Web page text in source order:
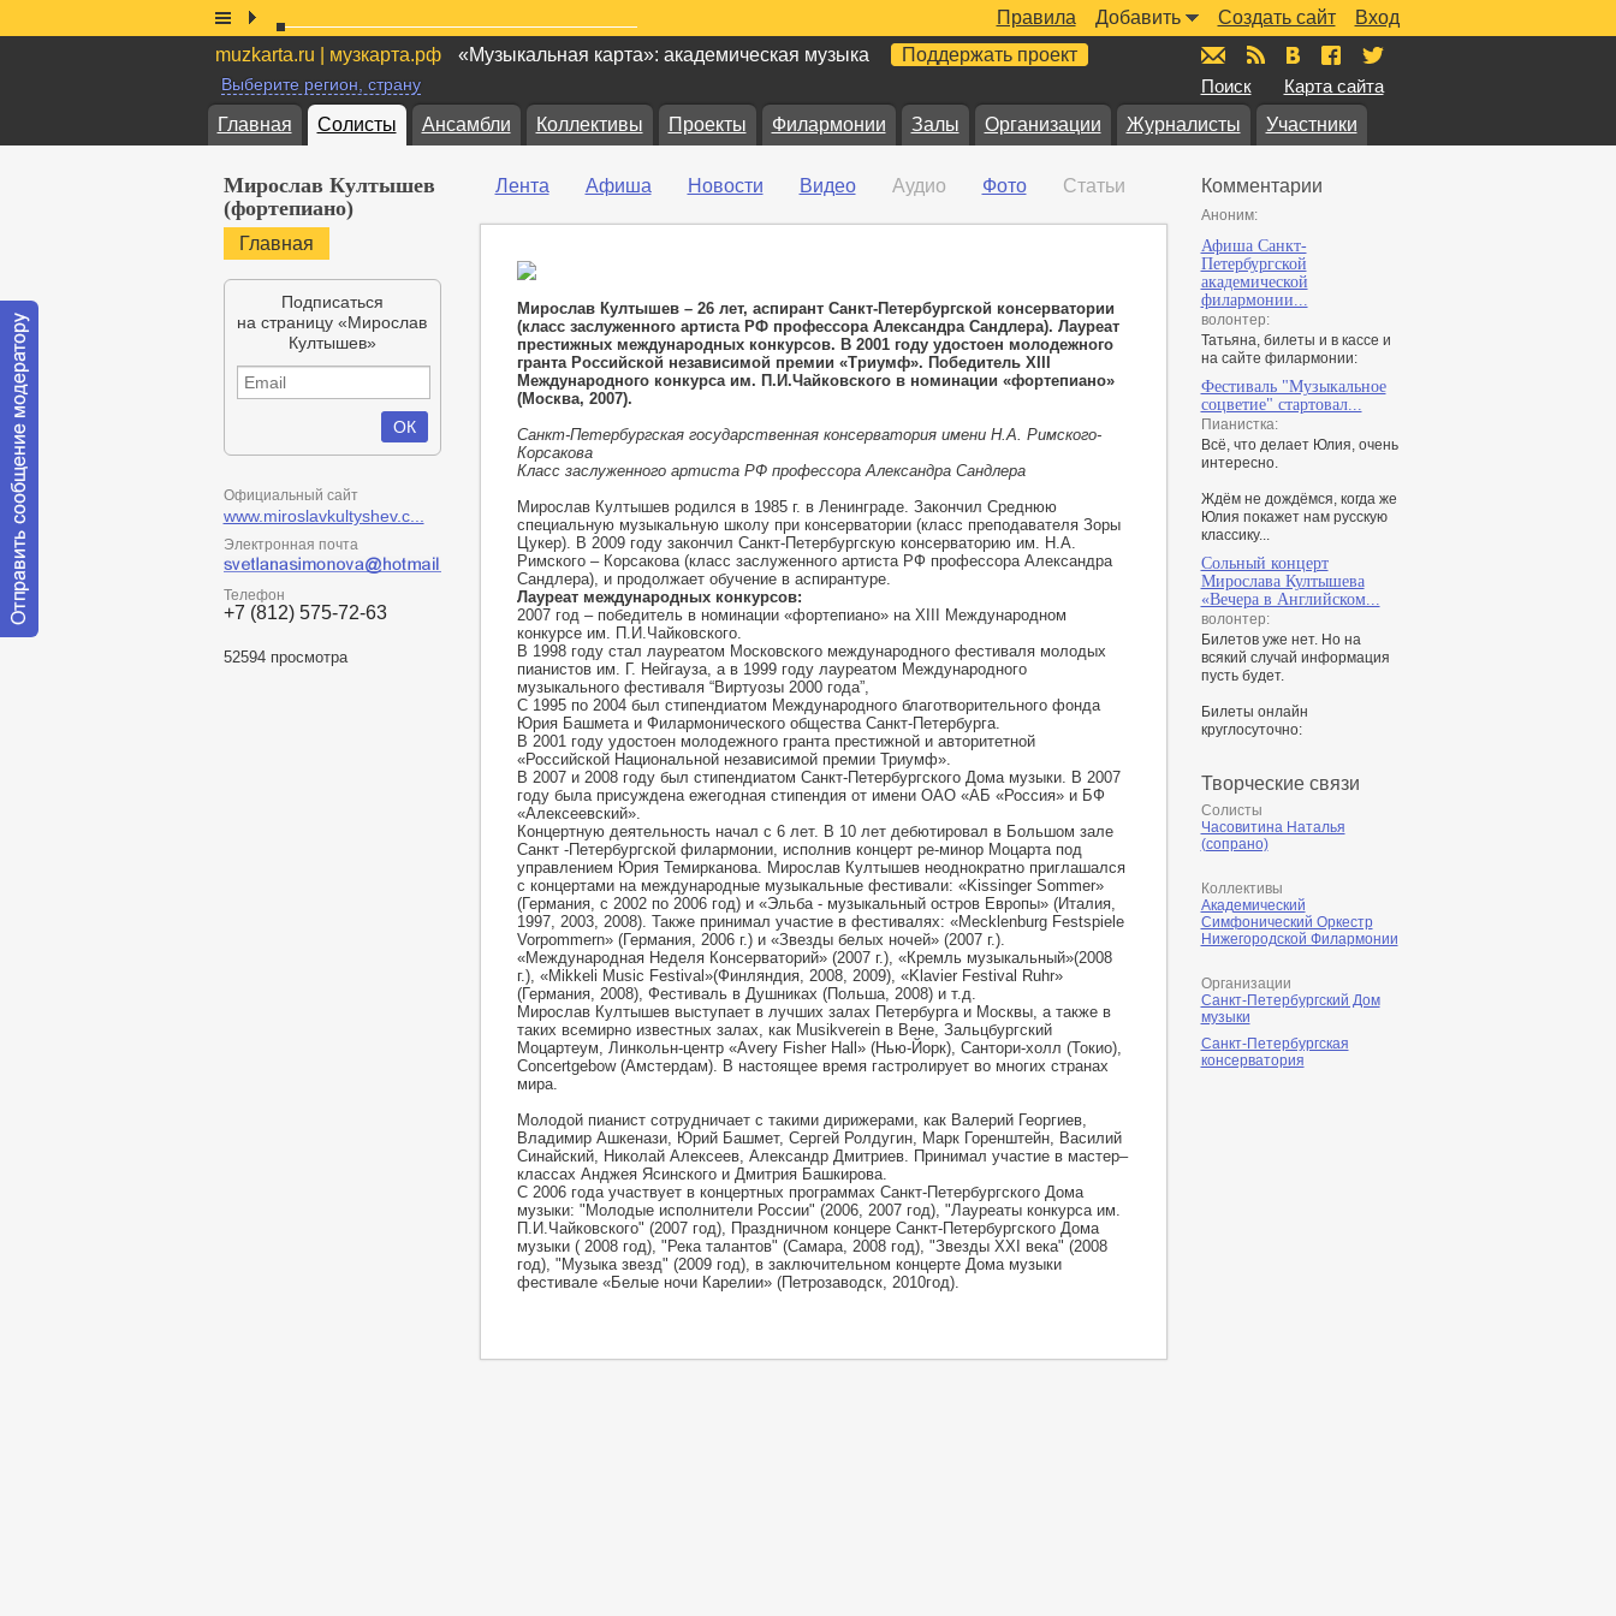
Вход
Создать сайт
Добавить
Правила
muzkarta.ru | музкарта.рф
«Музыкальная карта»: академическая музыка Поддержать проект
Выберите регион, страну Поиск Карта сайта
Главная Солисты Ансамбли Коллективы Проекты Филармонии Залы Организации Журналисты Участники
Мирослав Култышев
(фортепиано)
Главная
Подписаться
на страницу «Мирослав
Култышев»
Официальный сайт
www.miroslavkultyshev.c...
Электронная почта
Телефон
+7 (812) 575-72-63
52594 просмотра
Лента Афиша Новости Видео Аудио Фото Статьи
Мирослав Култышев – 26 лет, аспирант Санкт-Петербургской консерватории
(класс заслуженного артиста РФ профессора Александра Сандлера). Лауреат
престижных международных конкурсов. В 2001 году удостоен молодежного
гранта Российской независимой премии «Триумф». Победитель ХIII
Международного конкурса им. П.И.Чайковского в номинации «фортепиано»
(Москва, 2007).
Санкт-Петербургская государственная консерватория имени Н.А. Римского-
Корсакова
Класс заслуженного артиста РФ профессора Александра Сандлера
Мирослав Култышев родился в 1985 г. в Ленинграде. Закончил Среднюю
специальную музыкальную школу при консерватории (класс преподавателя Зоры
Цукер). В 2009 году закончил Санкт-Петербургскую консерваторию им. Н.А.
Римского – Корсакова (класс заслуженного артиста РФ профессора Александра
Сандлера), и продолжает обучение в аспирантуре.
Лауреат международных конкурсов:
2007 год – победитель в номинации «фортепиано» на ХIII Международном
конкурсе им. П.И.Чайковского.
В 1998 году стал лауреатом Московского международного фестиваля молодых
пианистов им. Г. Нейгауза, а в 1999 году лауреатом Международного
музыкального фестиваля “Виртуозы 2000 года”,
С 1995 по 2004 был стипендиатом Международного благотворительного фонда
Юрия Башмета и Филармонического общества Санкт-Петербурга.
В 2001 году удостоен молодежного гранта престижной и авторитетной
«Российской Национальной независимой премии Триумф».
В 2007 и 2008 году был стипендиатом Санкт-Петербургского Дома музыки. В 2007
году была присуждена ежегодная стипендия от имени ОАО «АБ «Россия» и БФ
«Алексеевский».
Концертную деятельность начал с 6 лет. В 10 лет дебютировал в Большом зале
Санкт -Петербургской филармонии, исполнив концерт ре-минор Моцарта под
управлением Юрия Темирканова. Мирослав Култышев неоднократно приглашался
с концертами на международные музыкальные фестивали: «Kissinger Sommer»
(Германия, с 2002 по 2006 год) и «Эльба - музыкальный остров Европы» (Италия,
1997, 2003, 2008). Также принимал участие в фестивалях: «Mecklenburg Festspiele
Vorpommern» (Германия, 2006 г.) и «Звезды белых ночей» (2007 г.).
«Международная Неделя Консерваторий» (2007 г.), «Кремль музыкальный»(2008
г.), «Mikkeli Music Festival»(Финляндия, 2008, 2009), «Klavier Festival Ruhr»
(Германия, 2008), Фестиваль в Душниках (Польша, 2008) и т.д.
Мирослав Култышев выступает в лучших залах Петербурга и Москвы, а также в
таких всемирно известных залах, как Musikverein в Вене, Зальцбургский
Моцартеум, Линкольн-центр «Avery Fisher Hall» (Нью-Йорк), Сантори-холл (Токио),
Сoncertgebow (Амстердам). В настоящее время гастролирует во многих странах
мира.
Молодой пианист сотрудничает с такими дирижерами, как Валерий Георгиев,
Владимир Ашкенази, Юрий Башмет, Сергей Ролдугин, Марк Горенштейн, Василий
Синайский, Николай Алексеев, Александр Дмитриев. Принимал участие в мастер–
классах Анджея Ясинского и Дмитрия Башкирова.
С 2006 года участвует в концертных программах Санкт-Петербургского Дома
музыки: "Молодые исполнители России" (2006, 2007 год), "Лауреаты конкурса им.
П.И.Чайковского" (2007 год), Праздничном концере Санкт-Петербургского Дома
музыки ( 2008 год), "Река талантов" (Самара, 2008 год), "Звезды XXI века" (2008
год), "Музыка звезд" (2009 год), в заключительном концерте Дома музыки
фестивале «Белые ночи Карелии» (Петрозаводск, 2010год).
Комментарии
Аноним:
Афиша Санкт-
Петербургской
академической
филармонии...
волонтер:
Татьяна, билеты и в кассе и
на сайте филармонии:
Фестиваль "Музыкальное
соцветие" стартовал...
Пианистка:
Всё, что делает Юлия, очень
интересно.
Ждём не дождёмся, когда же
Юлия покажет нам русскую
классику...
Сольный концерт
Мирослава Култышева
«Вечера в Английском...
волонтер:
Билетов уже нет. Но на
всякий случай информация
пусть будет.
Билеты онлайн
круглосуточно:
Творческие связи
Солисты
Часовитина Наталья
(сопрано)
Коллективы
Академический
Симфонический Оркестр
Нижегородской Филармонии
Организации
Санкт-Петербургский Дом
музыки
Санкт-Петербургская
консерватория